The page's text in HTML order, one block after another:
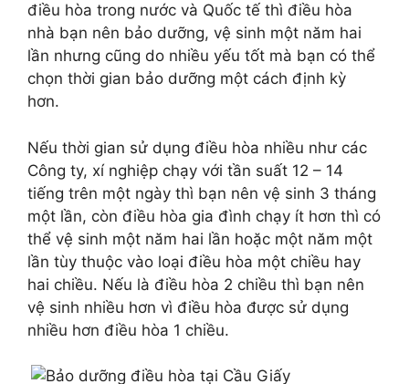
điều hòa trong nước và Quốc tế thì điều hòa
nhà bạn nên bảo dưỡng, vệ sinh một năm hai
lần nhưng cũng do nhiều yếu tốt mà bạn có thể
chọn thời gian bảo dưỡng một cách định kỳ
hơn.
Nếu thời gian sử dụng điều hòa nhiều như các
Công ty, xí nghiệp chạy với tần suất 12 – 14
tiếng trên một ngày thì bạn nên vệ sinh 3 tháng
một lần, còn điều hòa gia đình chạy ít hơn thì có
thể vệ sinh một năm hai lần hoặc một năm một
lần tùy thuộc vào loại điều hòa một chiều hay
hai chiều. Nếu là điều hòa 2 chiều thì bạn nên
vệ sinh nhiều hơn vì điều hòa được sử dụng
nhiều hơn điều hòa 1 chiều.